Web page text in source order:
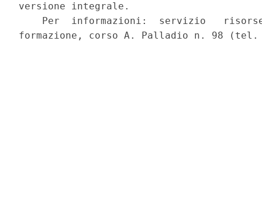
versione integrale.
Per  informazioni:  servizio
formazione, corso A. Palladio n. 98 (tel.